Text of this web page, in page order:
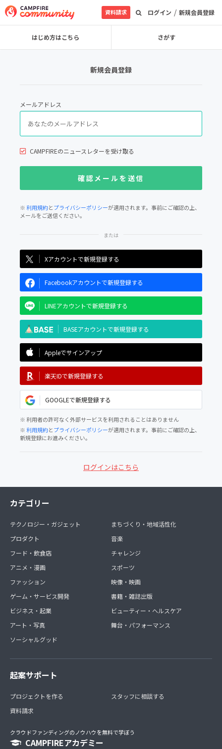
ログイン / 新規会員登録
資料請求
はじめ方はこちら さがす
新規会員登録
メールアドレス
CAMPFIREのニュースレターを受け取る
※利用規約とプライバシーポリシーが適用されます。事前にご確認の上、
メールをご送信ください。
Xアカウントで新規登録する
Facebookアカウントで新規登録する
LINEアカウントで新規登録する
BASEアカウントで新規登録する
Appleでサインアップ
楽天IDで新規登録する
GOOGLEで新規登録する
※ 利用者の許可なく外部サービスを利用されることはありません
※利用規約とプライバシーポリシーが適用されます。事前にご確認の上、
新規登録にお進みください。
ログインはこちら
カテゴリー
テクノロジー・ガジェット
プロダクト
フード・飲食店
アニメ・漫画
ファッション
ゲーム・サービス開発
ビジネス・起業
アート・写真
ソーシャルグッド
まちづくり・地域活性化
音楽
チャレンジ
スポーツ
映像・映画
書籍・雑誌出版
ビューティー・ヘルスケア
舞台・パフォーマンス
起案サポート
プロジェクトを作る
資料請求
スタッフに相談する
クラウドファンディングのノウハウを無料で学ぼう
CAMPFIREアカデミー